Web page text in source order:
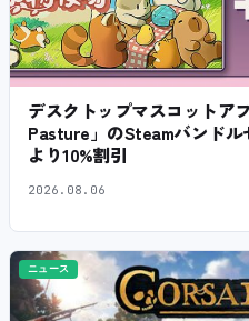
デスクトップマスコットア
Pasture」のSteamバンド
より10%割引
2026.08.06
ニュース